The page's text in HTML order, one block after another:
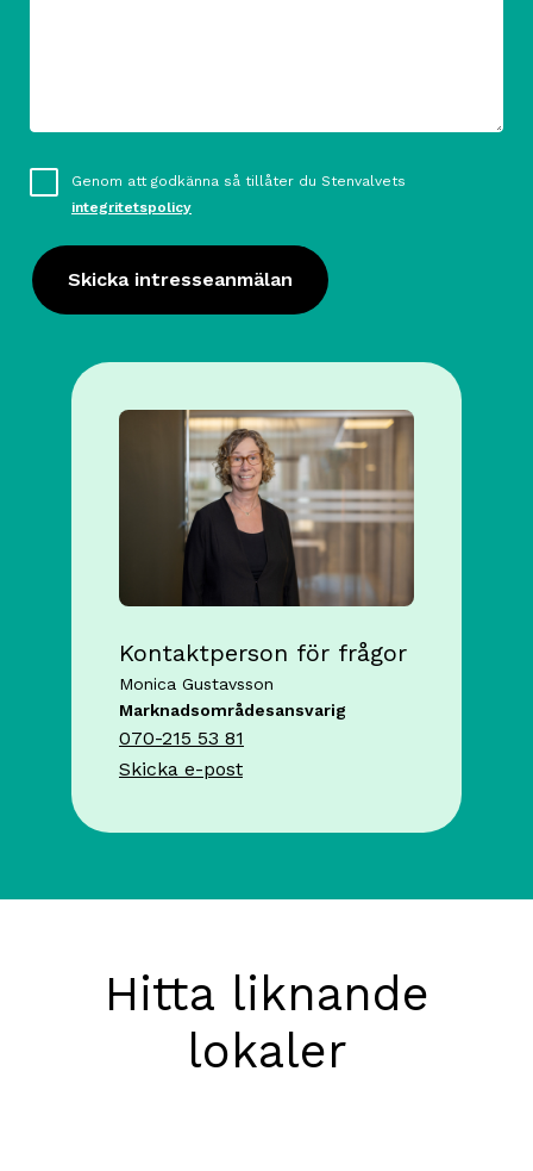
ConsentGenom att godkänna så tillåter du Stenvalvets
integritetspolicy
Skicka intresseanmälan
Kontaktperson för frågor
Monica Gustavsson
Marknadsområdesansvarig
070-215 53 81
Skicka e-post
Hitta liknande
lokaler